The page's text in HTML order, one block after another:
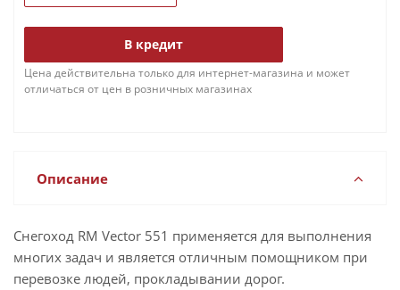
В кредит
Цена действительна только для интернет-магазина и может
отличаться от цен в розничных магазинах
Описание
Снегоход RM Vector 551 применяется для выполнения
многих задач и является отличным помощником при
перевозке людей, прокладывании дорог.